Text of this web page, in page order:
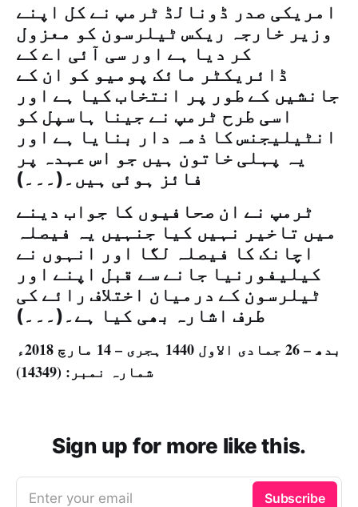
امریکی صدر ڈونالڈ ٹرمپ نے کل اپنے
وزیر خارجہ ریکس ٹیلرسون کو معزول
کر دیا ہے اور سی آئی اے کے
ڈائریکٹر مائک پومیو کو ان کے
جانشیں کے طور پر انتخاب کیا ہے اور
اسی طرح ٹرمپ نے جینا ہاسپل کو
انٹیلیجنس کا ذمہ دار بنایا ہے اور
یہ پہلی خاتون ہیں جو اس عہدہ پر
فائز ہوئی ہیں۔(۔۔۔)
ٹرمپ نے ان صحافیوں کا جواب دینے
میں تاخیر نہیں کیا جنہیں یہ فیصلہ
اچانک کا فیصلہ لگا اور انہوں نے
کیلیفورنیا جانے سے قبل اپنے اور
ٹیلرسون کے درمیان اختلاف رائے کی
طرف اشارہ بھی کیا ہے۔(۔۔۔)
بدھ – 26 جمادی الاول 1440 ہجری – 14 مارچ 2018ء
شمارہ نمبر: (14349)
Sign up for more like this.
Enter your email Subscribe